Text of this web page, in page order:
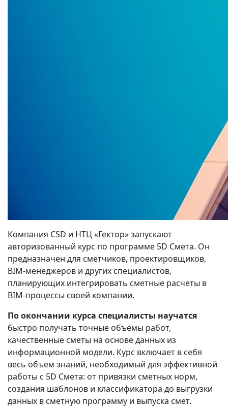
Компания СSD и НТЦ «Гектор» запускают
авторизованный курс по программе 5D Смета. Он
предназначен для сметчиков, проектировщиков,
BIM‑менеджеров и других специалистов,
планирующих интегрировать сметные расчеты в
BIM‑процессы своей компании.
По окончании курса специалисты научатся
быстро получать точные объемы работ,
качественные сметы на основе данных из
информационной модели. Курс включает в себя
весь объем знаний, необходимый для эффективной
работы с 5D Смета: от привязки сметных норм,
создания шаблонов и классификатора до выгрузки
данных в сметную программу и выпуска смет.